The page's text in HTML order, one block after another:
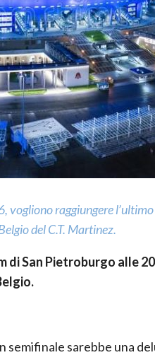
vogliono raggiungere
del C.T. Martinez.
San Pietroburgo alle
semifinale sarebbe una